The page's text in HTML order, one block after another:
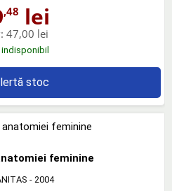
,48 lei
47,00 lei
stoc
feminine
- 2004